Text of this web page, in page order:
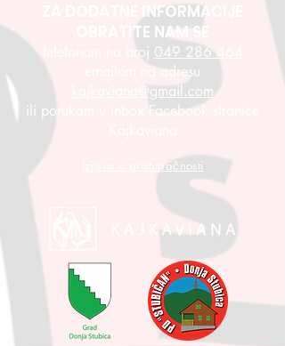
ZA DODATNE INFORMACIJE
OBRATITE NAM SE
telefonom na broj 049 286 464
emailom na adresu
kajkaviana@gmail.com
ili porukom u inbox Facebook stranice
Izjava o pristupačnosti